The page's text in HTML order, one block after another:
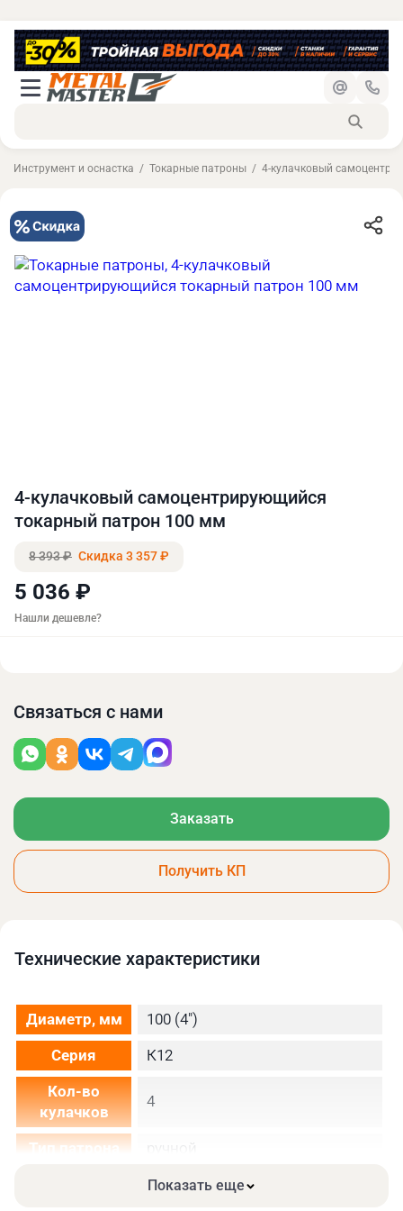
Инструмент и оснастка Токарные патроны 4-кулачковый
4-кулачковый самоцентрирующийся
токарный патрон 100 мм
8 393 ₽ Скидка 3 357 ₽
5 036 ₽
Нашли дешевле?
Связаться с нами
Заказать
Получить КП
Технические xарактеристики
Диаметр, мм
100 (4")
Серия
К12
Кол-во
кулачков
4
Тип патрона
ручной
закаленные
Показать еще